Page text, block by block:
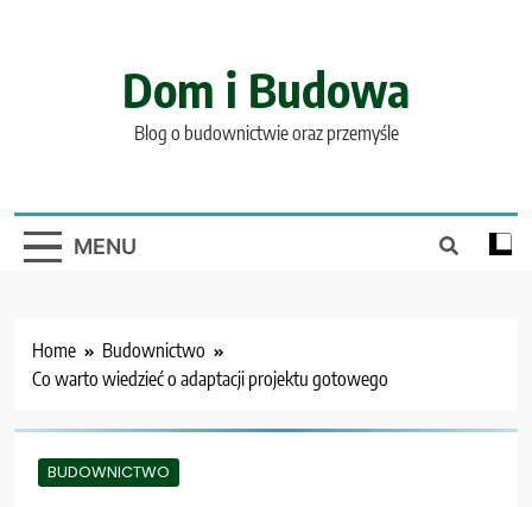
Dom i Budowa
Blog o budownictwie oraz przemyśle
MENU
Home
Budownictwo
Co warto wiedzieć o adaptacji projektu gotowego
BUDOWNICTWO